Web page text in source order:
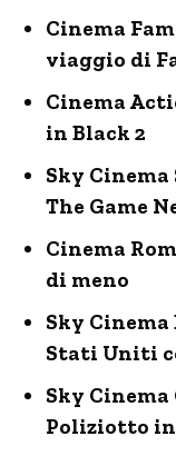
Cinema
viaggio di
Cinema
in Black 2
Sky Cinema
The Game
Cinema
di meno
Sky Cinema
Stati Uniti
Sky Cinema
Poliziotto